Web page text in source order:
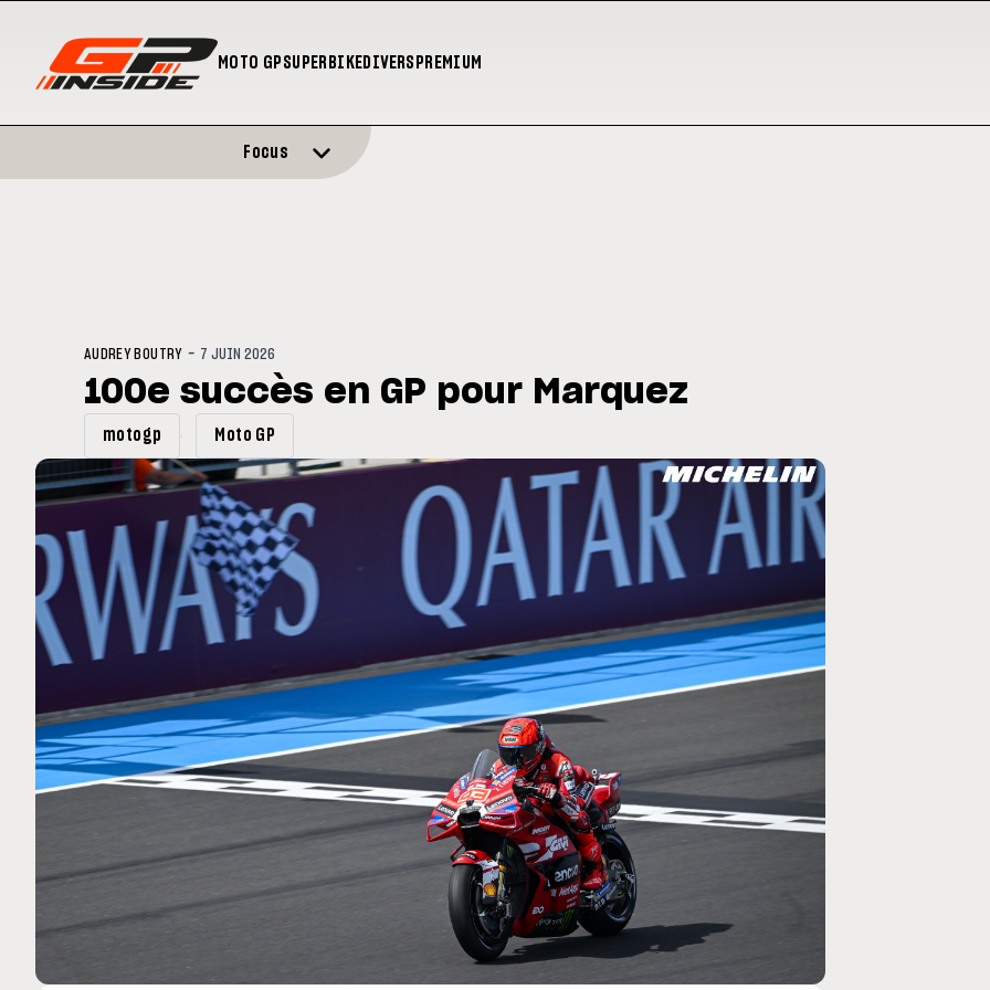
MOTO GPSUPERBIKEDIVERS PREMIUM
club spécial dans
MOTO GP
Silverstone : Horaires et Programme du GP de
Grande-Bretagne
MOTO GP
Zarco évite l'opération et vise un
septembre
Focus
AUDREY BOUTRY- 7 JUIN 2026
100e succès en GP pour Marquez
motogp Moto GP